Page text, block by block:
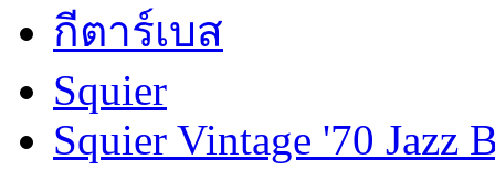
กีตาร์เบส
Squier
Squier Vintage '70 Jazz